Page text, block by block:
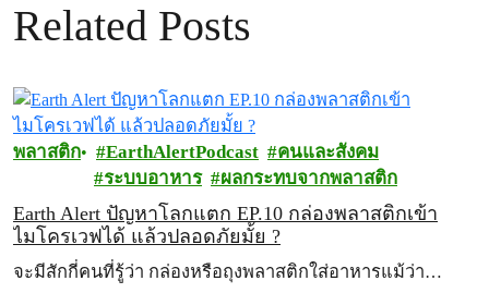
Related Posts
พลาสติก EarthAlertPodcast
คนและสังคม
ระบบอาหาร
ผลกระทบจากพลาสติก
Earth Alert ปัญหาโลกแตก EP.10 กล่องพลาสติกเข้า
ไมโครเวฟได้ แล้วปลอดภัยมั้ย ?
จะมีสักกี่คนที่รู้ว่า กล่องหรือถุงพลาสติกใส่อาหารแม้ว่า…